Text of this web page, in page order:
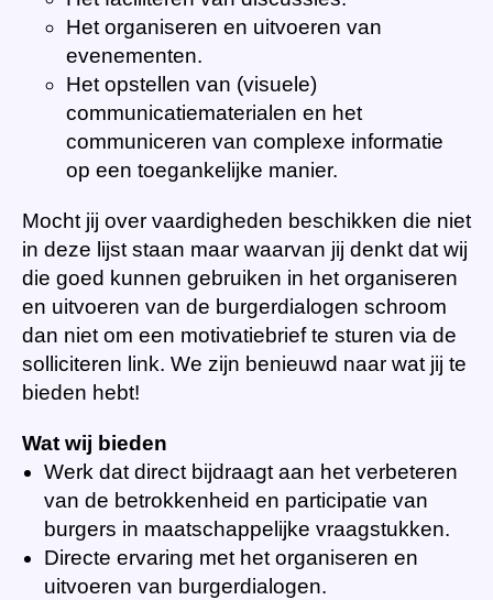
Het organiseren en uitvoeren van
evenementen.
Het opstellen van (visuele)
communicatiematerialen en het
communiceren van complexe informatie
op een toegankelijke manier.
Mocht jij over vaardigheden beschikken die niet
in deze lijst staan maar waarvan jij denkt dat wij
die goed kunnen gebruiken in het organiseren
en uitvoeren van de burgerdialogen schroom
dan niet om een motivatiebrief te sturen via de
solliciteren link. We zijn benieuwd naar wat jij te
bieden hebt!
Wat wij bieden
Werk dat direct bijdraagt aan het verbeteren
van de betrokkenheid en participatie van
burgers in maatschappelijke vraagstukken.
Directe ervaring met het organiseren en
uitvoeren van burgerdialogen.